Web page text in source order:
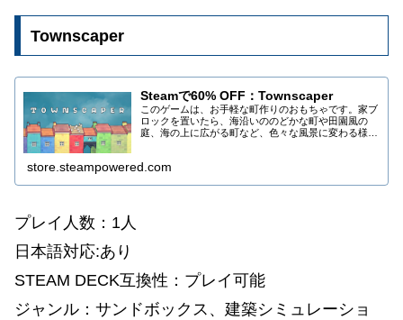
Townscaper
Steamで60% OFF：Townscaper
このゲームは、お手軽な町作りのおもちゃです。家ブ
ロックを置いたら、海沿いののどかな町や田園風の
庭、海の上に広がる町など、色々な風景に変わる様子
store.steampowered.com
プレイ人数：1人
日本語対応:あり
STEAM DECK互換性：プレイ可能
ジャンル：サンドボックス、建築シミュレーショ